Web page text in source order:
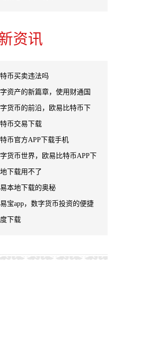
资讯
币买卖违法吗
资产的新篇章，使用财通国
货币的前沿，欧易比特币下
币交易下载
币官方APP下载手机
货币世界，欧易比特币APP下
下载用不了
本地下载的奥秘
宝app，数字货币投资的便捷
下载